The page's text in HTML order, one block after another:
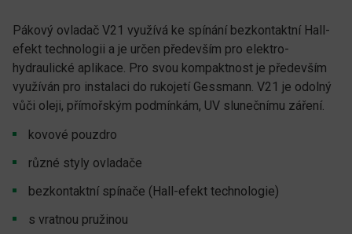
Pákový ovladač V21 využívá ke spínání bezkontaktní Hall-
efekt technologii a je určen především pro elektro-
hydraulické aplikace. Pro svou kompaktnost je především
využíván pro instalaci do rukojetí Gessmann. V21 je odolný
vůči oleji, přímořským podmínkám, UV slunečnímu záření.
kovové pouzdro
různé styly ovladače
bezkontaktní spínače (Hall-efekt technologie)
s vratnou pružinou